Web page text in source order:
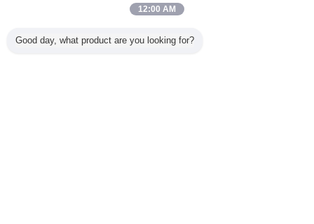
Semua produk
12:00 AM
Good day, what product are you looking for?